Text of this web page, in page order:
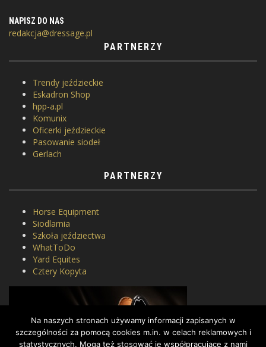
NAPISZ DO NAS
redakcja@dressage.pl
PARTNERZY
Trendy jeździeckie
Eskadron Shop
hpp-a.pl
Komunix
Oficerki jeździeckie
Pasowanie siodeł
Gerlach
PARTNERZY
Horse Equipment
Siodlarnia
Szkoła jeździectwa
WhatToDo
Yard Equites
Cztery Kopyta
Na naszych stronach używamy informacji zapisanych w
szczególności za pomocą cookies m.in. w celach reklamowych i
statystycznych. Mogą też stosować je współpracujące z nami